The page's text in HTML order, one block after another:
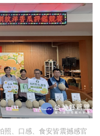
照、口感、食安皆震撼感官